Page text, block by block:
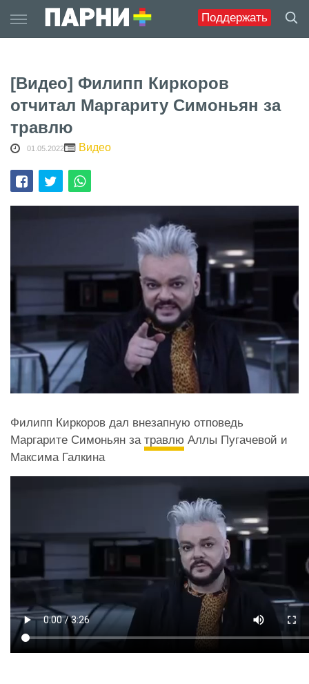
Поддержать
to
content
[Видео] Филипп Киркоров
отчитал Маргариту Симоньян за
травлю
01.05.2022 Видео
Филипп Киркоров дал внезапную отповедь
Маргарите Симоньян за травлю Аллы Пугачевой и
Максима Галкина